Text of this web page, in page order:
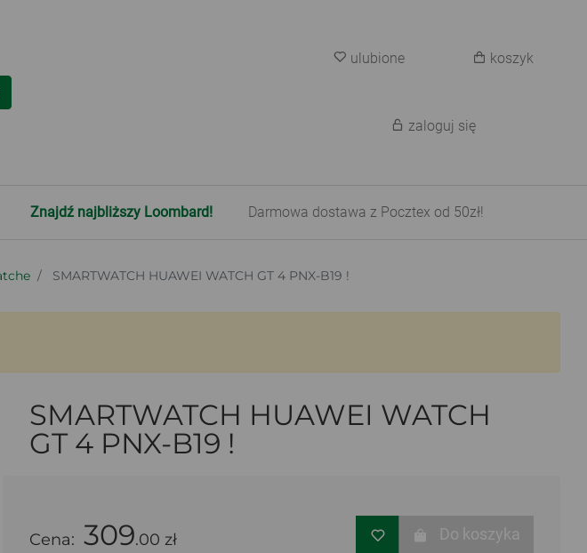
ulubione koszyk
zaloguj się
Znajdź najbliższy Loombard! Darmowa dostawa z Pocztex od 50zł!
SMARTWATCH HUAWEI WATCH GT 4 PNX-B19 !
SMARTWATCH HUAWEI WATCH
GT 4 PNX-B19 !
Cena: 309.00 zł Do koszyka